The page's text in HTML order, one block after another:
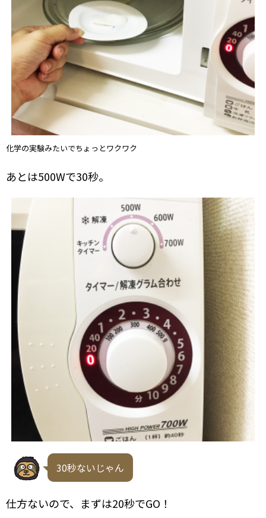
化学の実験みたいでちょっとワクワク
あとは500Wで30秒。
30秒ないじゃん
仕方ないので、まずは20秒でGO！